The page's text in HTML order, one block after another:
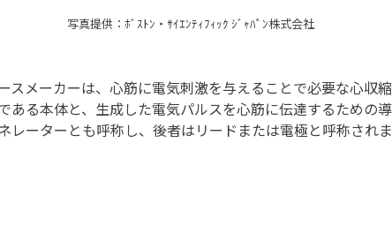
写真提供：ﾎﾞｽﾄﾝ・ｻｲｴﾝﾃｨﾌｨｯｸ ｼﾞｬﾊﾟﾝ株式会社
スメーカーは、心筋に電気刺激を与えることで必要な心収
ある本体と、生成した電気パルスを心筋に伝達するための
レーターとも呼称し、後者はリードまたは電極と呼称されま